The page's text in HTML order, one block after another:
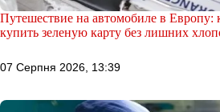
Путешествие на автомобиле в Европу:
купить зеленую карту без лишних
07 Серпня 2026, 13:39